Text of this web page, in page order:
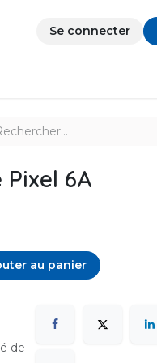
Se connecter
6A
au panier
de